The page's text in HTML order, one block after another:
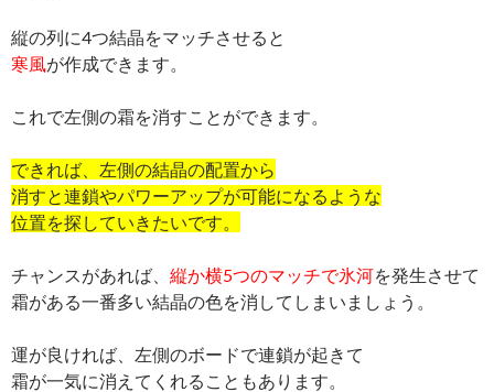
縦の列に4つ結晶をマッチさせると
寒風が作成できます。
これで左側の霜を消すことができます。
できれば、左側の結晶の配置から
消すと連鎖やパワーアップが可能になるような
位置を探していきたいです。
チャンスがあれば、 縦か横5つのマッチで氷河を発生させて
霜がある一番多い結晶の色を消してしまいましょう。
運が良ければ、左側のボードで連鎖が起きて
霜が一気に消えてくれることもあります。